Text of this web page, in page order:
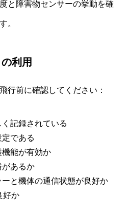
と障害物センサーの挙動を確
。
利用
行前に確認してください：
記録されている
である
能が有効か
あるか
と機体の通信状態が良好か
好か